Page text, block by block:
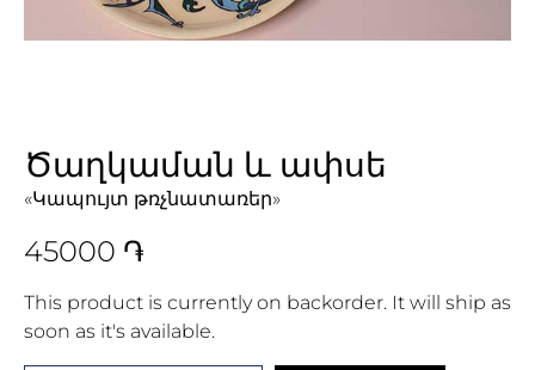
Ծաղկաման և ափսե
«Կապույտ թռչնատառեր»
45000 ֏
This product is currently on backorder. It will ship as
soon as it's available.